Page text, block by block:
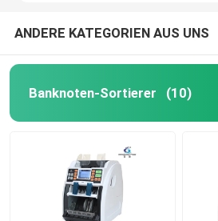
ANDERE KATEGORIEN AUS UNS
Banknoten-Sortierer (10)